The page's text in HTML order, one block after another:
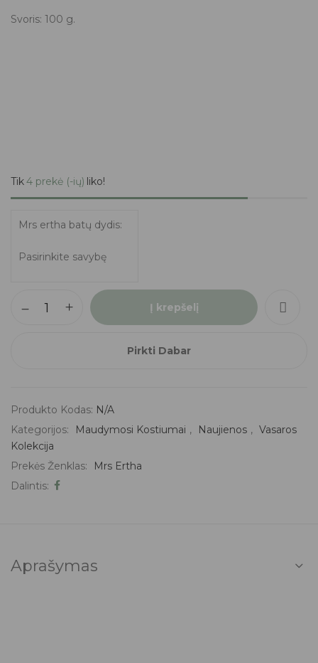
Svoris: 100 g.
Tik4 prekė (-ių) liko!
Mrs ertha batų dydis
Į krepšelį
Pirkti Dabar
Produkto Kodas: N/A
Kategorijos:
Maudymosi Kostiumai , Naujienos , Vasaros
Kolekcija
Prekės Ženklas:
Mrs Ertha
Dalintis:
Aprašymas